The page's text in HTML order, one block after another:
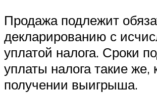
Продажа подлежит
декларированию с
уплатой налога. Сроки
уплаты налога такие же,
получении выигрыша.